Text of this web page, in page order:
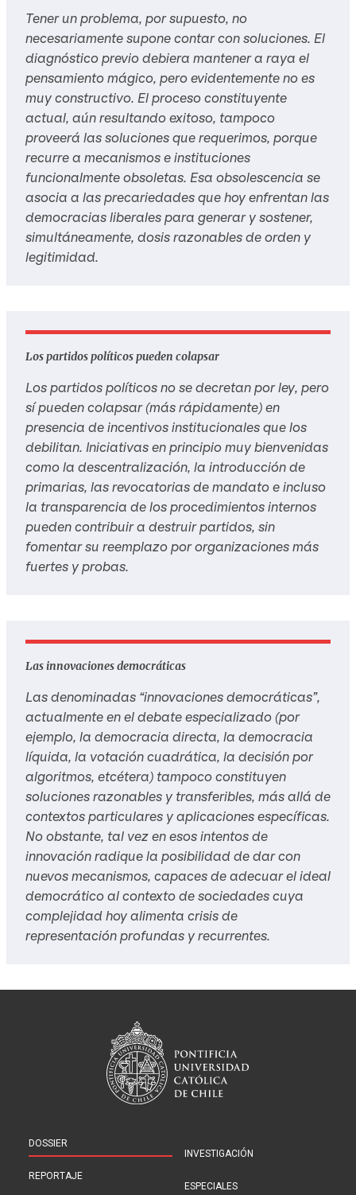
Tener un problema, por supuesto, no
necesariamente supone contar con soluciones. El
diagnóstico previo debiera mantener a raya el
pensamiento mágico, pero evidentemente no es
muy constructivo. El proceso constituyente
actual, aún resultando exitoso, tampoco
proveerá las soluciones que requerimos, porque
recurre a mecanismos e instituciones
funcionalmente obsoletas. Esa obsolescencia se
asocia a las precariedades que hoy enfrentan las
democracias liberales para generar y sostener,
simultáneamente, dosis razonables de orden y
legitimidad.
Los partidos políticos pueden colapsar
Los partidos políticos no se decretan por ley, pero
sí pueden colapsar (más rápidamente) en
presencia de incentivos institucionales que los
debilitan. Iniciativas en principio muy bienvenidas
como la descentralización, la introducción de
primarias, las revocatorias de mandato e incluso
la transparencia de los procedimientos internos
pueden contribuir a destruir partidos, sin
fomentar su reemplazo por organizaciones más
fuertes y probas.
Las innovaciones democráticas
Las denominadas “innovaciones democráticas”,
actualmente en el debate especializado (por
ejemplo, la democracia directa, la democracia
líquida, la votación cuadrática, la decisión por
algoritmos, etcétera) tampoco constituyen
soluciones razonables y transferibles, más allá de
contextos particulares y aplicaciones específicas.
No obstante, tal vez en esos intentos de
innovación radique la posibilidad de dar con
nuevos mecanismos, capaces de adecuar el ideal
democrático al contexto de sociedades cuya
complejidad hoy alimenta crisis de
representación profundas y recurrentes.
DOSSIER
REPORTAJE
INVESTIGACIÓN
ESPECIALES